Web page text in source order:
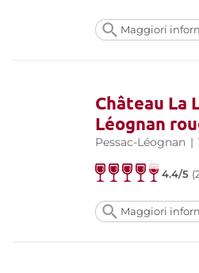
Maggiori
Château La
Léognan
Pessac-Léognan |
4.4/5
Maggiori